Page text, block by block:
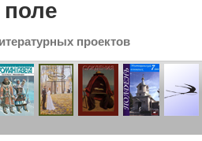
поле
проектов